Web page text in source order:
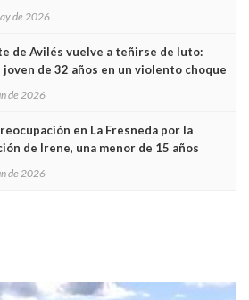
de los trenes que no cabían por los
de 2026
de Avilés vuelve a teñirse de luto:
joven de 32 años en un violento choque
de 2026
en La Fresneda por la
de Irene, una menor de 15 años
de 2026